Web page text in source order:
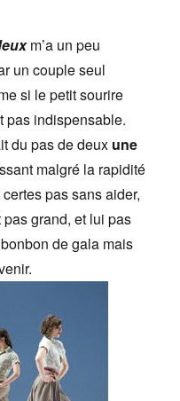
m’a un peu
un couple seul
si le petit sourire
pas indispensable.
du pas de deux une
malgré la rapidité
pas sans aider,
pas grand, et lui pas
de gala mais